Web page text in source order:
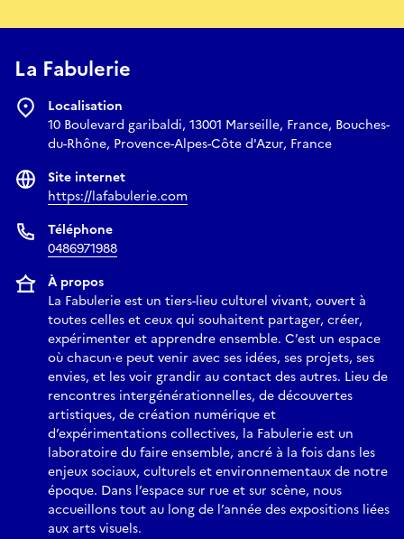
La Fabulerie
Localisation
10 Boulevard garibaldi, 13001 Marseille, France, Bouches-
du-Rhône, Provence-Alpes-Côte d'Azur, France
Site internet
https://lafabulerie.com
Téléphone
0486971988
À propos
La Fabulerie est un tiers-lieu culturel vivant, ouvert à
toutes celles et ceux qui souhaitent partager, créer,
expérimenter et apprendre ensemble. C’est un espace
où chacun·e peut venir avec ses idées, ses projets, ses
envies, et les voir grandir au contact des autres. Lieu de
rencontres intergénérationnelles, de découvertes
artistiques, de création numérique et
d’expérimentations collectives, la Fabulerie est un
laboratoire du faire ensemble, ancré à la fois dans les
enjeux sociaux, culturels et environnementaux de notre
époque. Dans l’espace sur rue et sur scène, nous
accueillons tout au long de l’année des expositions liées
aux arts visuels.